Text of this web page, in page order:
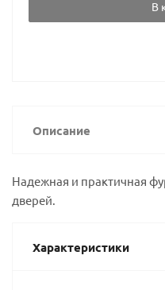
В
Описание
Надежная и практичная
дверей.
Характеристики